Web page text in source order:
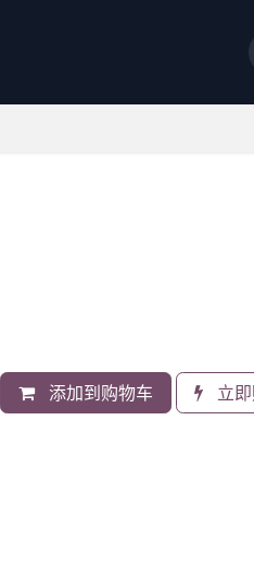
添加到购物车 立